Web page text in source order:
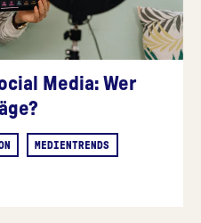
Media: Wer
MEDIENTRENDS